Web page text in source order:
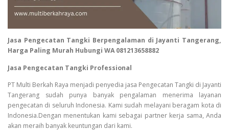
Jasa Pengecatan Tangki Berpengalaman di Jayanti Tangerang,
Harga Paling Murah Hubungi WA 081213658882
Jasa Pengecatan Tangki Professional
PT Multi Berkah Raya menjadi penyedia jasa Pengecatan Tangki di Jayanti
Tangerang sudah punya banyak pengalaman menerima layanan
pengecatan di seluruh Indonesia. Kami sudah melayani beragam kota di
Indonesia.Dengan menentukan kami sebagai partner kerja sama, Anda
akan meraih banyak keuntungan dari kami.